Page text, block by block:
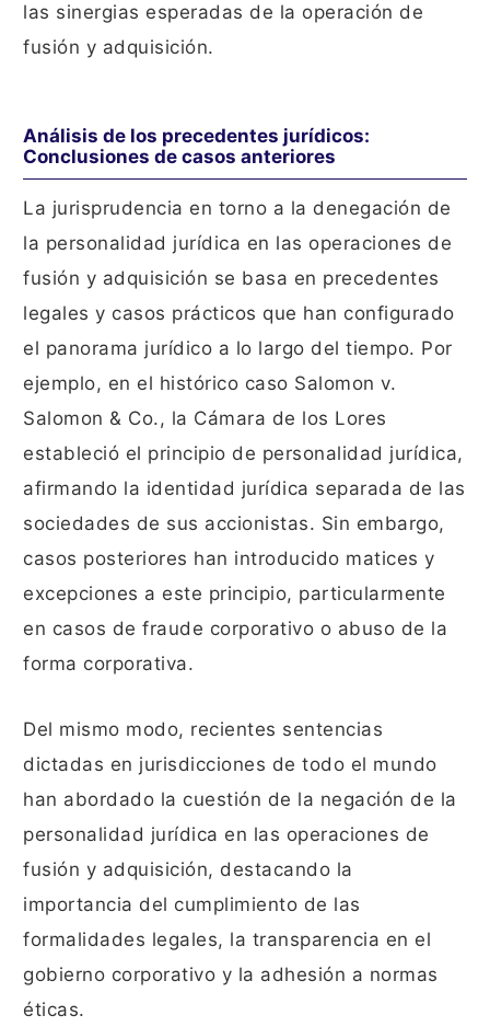
las sinergias esperadas de la operación de
fusión y adquisición.
Análisis de los precedentes jurídicos:
Conclusiones de casos anteriores
La jurisprudencia en torno a la denegación de
la personalidad jurídica en las operaciones de
fusión y adquisición se basa en precedentes
legales y casos prácticos que han configurado
el panorama jurídico a lo largo del tiempo. Por
ejemplo, en el histórico caso Salomon v.
Salomon & Co., la Cámara de los Lores
estableció el principio de personalidad jurídica,
afirmando la identidad jurídica separada de las
sociedades de sus accionistas. Sin embargo,
casos posteriores han introducido matices y
excepciones a este principio, particularmente
en casos de fraude corporativo o abuso de la
forma corporativa.
Del mismo modo, recientes sentencias
dictadas en jurisdicciones de todo el mundo
han abordado la cuestión de la negación de la
personalidad jurídica en las operaciones de
fusión y adquisición, destacando la
importancia del cumplimiento de las
formalidades legales, la transparencia en el
gobierno corporativo y la adhesión a normas
éticas.